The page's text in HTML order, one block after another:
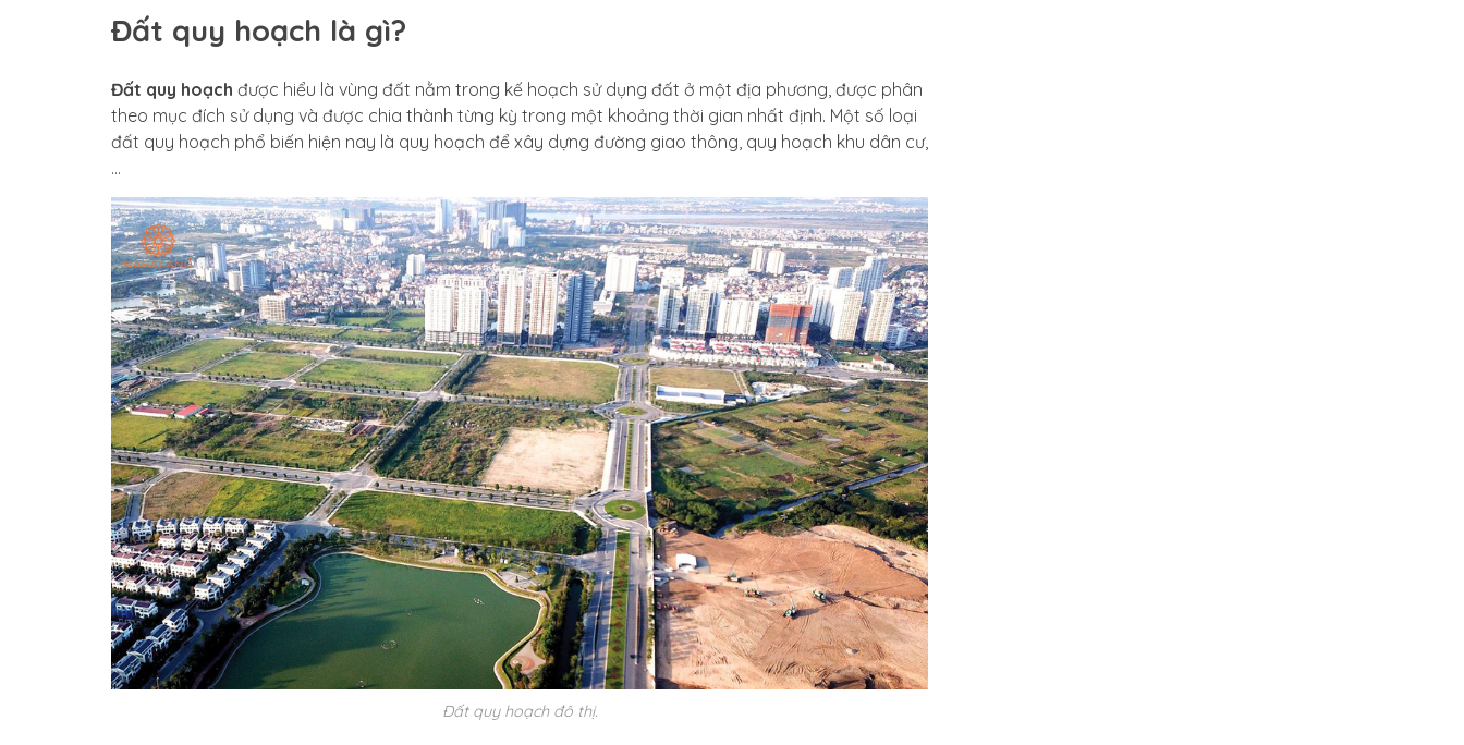
Đất quy hoạch là gì?
Đất quy hoạch được hiểu là vùng đất nằm trong kế hoạch sử dụng đất ở một địa phương, được phân
theo mục đích sử dụng và được chia thành từng kỳ trong một khoảng thời gian nhất định. Một số loại
đất quy hoạch phổ biến hiện nay là quy hoạch để xây dựng đường giao thông, quy hoạch khu dân cư,
…
Đất quy hoạch đô thị.